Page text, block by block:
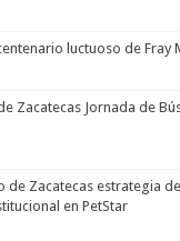
luctuoso de Fray
Zacatecas Jornada de
de Zacatecas estrategia
en PetStar